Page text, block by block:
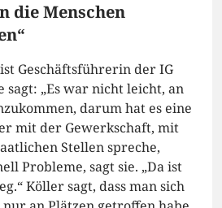
die Menschen
Geschäftsführerin der IG
sagt: „Es war nicht leicht, an
darum hat es eine
mit der Gewerkschaft, mit
Stellen spreche,
Probleme, sagt sie. „Da ist
Köller sagt, dass man sich